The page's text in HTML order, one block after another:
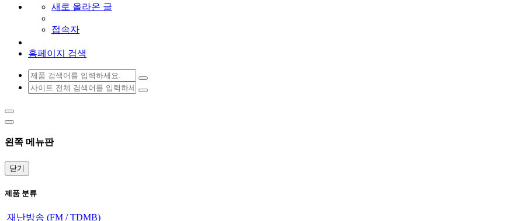
새로 올라온 글
접속자
홈페이지 검색
왼쪽 메뉴판
닫기
제품 분류
재난방송 (FM / TDMB)